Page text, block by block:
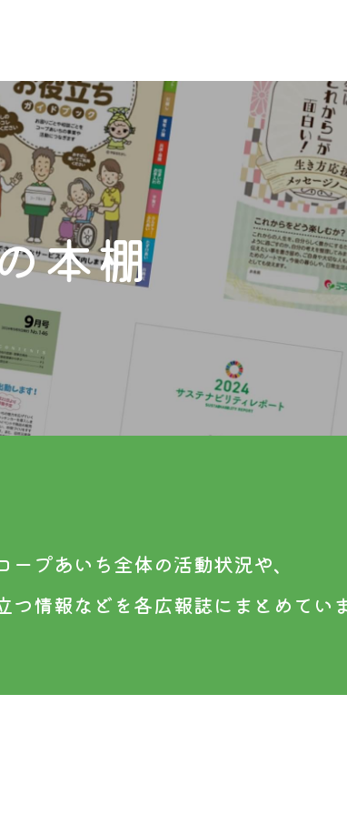
ついて
コープあいちの社会的な取り組み コープあいち
1分で分かるコープあいち コープ活用テクニック
ビス
コープの商品 お買い物サポート（夕食宅配／おはよ
ア 🄬／利用者の一日 福祉・介護事業所一覧 介
ト
養／家のおかたづけ／住まい（新築・リフォーム）
本棚
ープあいち全体の活動状況や、
つ情報などを各広報誌にまとめてい